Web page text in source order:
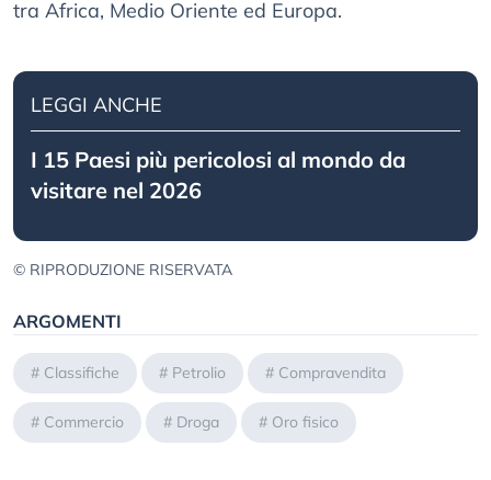
tra Africa, Medio Oriente ed Europa.
LEGGI ANCHE
I 15 Paesi più pericolosi al mondo da
visitare nel 2026
© RIPRODUZIONE RISERVATA
ARGOMENTI
# Classifiche # Petrolio # Compravendita
# Commercio # Droga # Oro fisico